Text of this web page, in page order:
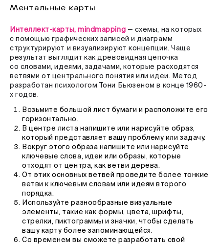
Ментальные карты
Интеллект-карты, mindmapping — схемы, на которых
с помощью графических записей и диаграмм
структурируют и визуализируют концепции. Чаще
результат выглядит как древовидная цепочка
со словами, идеями, задачами, которые расходятся
ветвями от центрального понятия или идеи. Метод
разработан психологом Тони Бьюзеном в конце 1960-
х годов.
Возьмите большой лист бумаги и расположите его
горизонтально.
В центре листа напишите или нарисуйте образ,
который представляет вашу проблему или задачу.
Вокруг этого образа напишите или нарисуйте
ключевые слова, идеи или образы, которые
отходят от центра, как ветви дерева.
От этих основных ветвей проведите более тонкие
ветви к ключевым словам или идеям второго
порядка.
Используйте разнообразные визуальные
элементы, такие как формы, цвета, шрифты,
стрелки, пиктограммы и значки, чтобы сделать
вашу карту более запоминающейся.
Со временем вы сможете разработать свой